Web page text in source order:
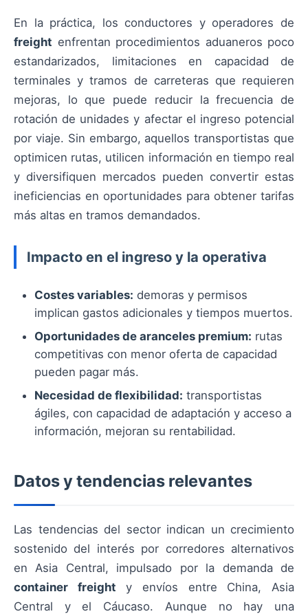
En la práctica, los conductores y operadores de
freight enfrentan procedimientos aduaneros poco
estandarizados, limitaciones en capacidad de
terminales y tramos de carreteras que requieren
mejoras, lo que puede reducir la frecuencia de
rotación de unidades y afectar el ingreso potencial
por viaje. Sin embargo, aquellos transportistas que
optimicen rutas, utilicen información en tiempo real
y diversifiquen mercados pueden convertir estas
ineficiencias en oportunidades para obtener tarifas
más altas en tramos demandados.
Impacto en el ingreso y la operativa
Costes variables: demoras y permisos
implican gastos adicionales y tiempos muertos.
Oportunidades de aranceles premium: rutas
competitivas con menor oferta de capacidad
pueden pagar más.
Necesidad de flexibilidad: transportistas
ágiles, con capacidad de adaptación y acceso a
información, mejoran su rentabilidad.
Datos y tendencias relevantes
Las tendencias del sector indican un crecimiento
sostenido del interés por corredores alternativos
en Asia Central, impulsado por la demanda de
container freight y envíos entre China, Asia
Central y el Cáucaso. Aunque no hay una